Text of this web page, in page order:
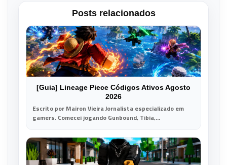
Posts relacionados
[Guia] Lineage Piece Códigos Ativos Agosto
2026
Escrito por Mairon Vieira Jornalista especializado em
gamers. Comecei jogando Gunbound, Tibia,...